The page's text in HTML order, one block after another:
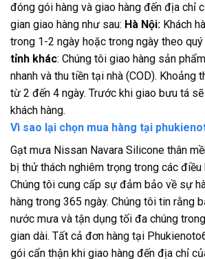
đóng gói hàng và giao hàng đến địa chỉ
gian giao hàng như sau: Hà Nội: Khách
trong 1-2 ngày hoặc trong ngày theo quý
tỉnh khác: Chúng tôi giao hàng sản
nhanh và thu tiền tại nhà (COD). Khoảng
từ 2 đến 4 ngày. Trước khi giao bưu tá
khách hàng.
Vì sao lại chọn mua hàng tại
Gạt mưa Nissan Navara Silicone thân
bị thử thách nghiêm trọng trong các điều
Chúng tôi cung cấp sự đảm bảo về sự
hàng trong 365 ngày. Chúng tôi tin rằng
nước mưa và tận dụng tối đa chúng
gian dài. Tất cả đơn hàng tại
gói cẩn thận khi giao hàng đến địa chỉ